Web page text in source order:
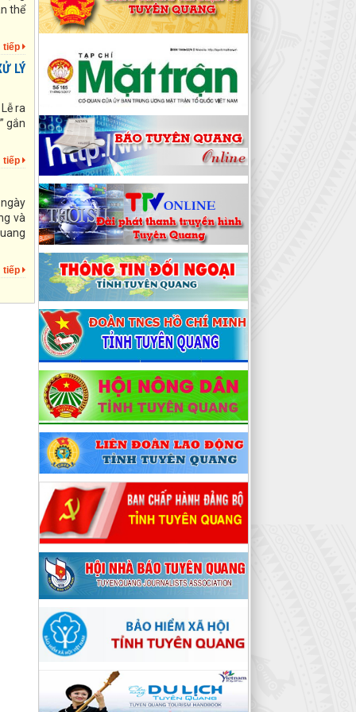
thể
tiếp
LÝ
ra
gắn
tiếp
và
tiếp
thực hành tư tưởng, đạo đức,
phương pháp, phong cách Hồ Chí
Minh trong giai đoạn phát triển mới"
Loại khác số: 183-QĐ/TW ngày
02/06/2026 của Bộ Chính trị Quy
định số 183-QĐ/TW ngày 02/6/2026
của Bộ Chính trị về quản lý biên chế
của hệ thống chính trị
Quyết định số: 209/QĐ-MTTQ-BTT
ngày 30/04/2026 của Uỷ ban MTTQ
tỉnh Tuyên Quang Quyết định về việc
hỗ trợ khắc phục thiệt hại đối với các
công trình hạ tầng (đợt 1)
Quyết định số: 205/QĐ-MTTQ-BVĐ
ngày 26/04/2026 của Uỷ ban MTTQ
tỉnh Tuyên Quang Quyết định về việc
chi kinh phí phục vụ Lãnh đạo Đảng,
Nhà nước thăm, tặng quà gia đình
chính sách, người nghèo nhân dịp Lễ
30/4 - 1/5 năm 2026
Kế hoạch số: Số: 50/KH-MTTQ-BTT
ngày 09/04/2026 của Uỷ ban MTTQ
tỉnh Tuyên Quang KẾ HOẠCH Triển
khai thực hiện phong trào thi đua
“Dân vận khéo” giai đoạn 2026 - 2030
Hướng dẫn số: 06/HD-MTTQ-BTT
ngày 06/04/2026 của Uỷ ban MTTQ
tỉnh Tuyên Quang HƯỚNG DẪN Tuyên
truyền kết quả Hội nghị lần thứ hai
Ban Chấp hành Trung ương Đảng
khóa XIV
Nghị quyết số: Nghị quyết Đại hội XIV
của Đảng ngày 23/01/2026 của Bộ
Chính trị Nghị quyết Đại hội XIV của
Đảng
Chỉ thị số: 01-CT/TW ngày
23/01/2026 của Bộ Chính trị Chỉ thị
số 01-CT/TW về nghiên cứu, học tập,
quán triệt, tuyên truyền và triển khai
Nghị quyết số: 80-NQ/TW ngày